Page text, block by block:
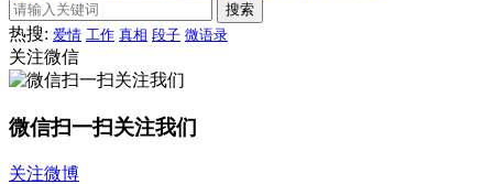
搜索
热搜: 爱情 工作 真相 段子 微语录
关注微信
微信扫一扫关注我们
关注微博